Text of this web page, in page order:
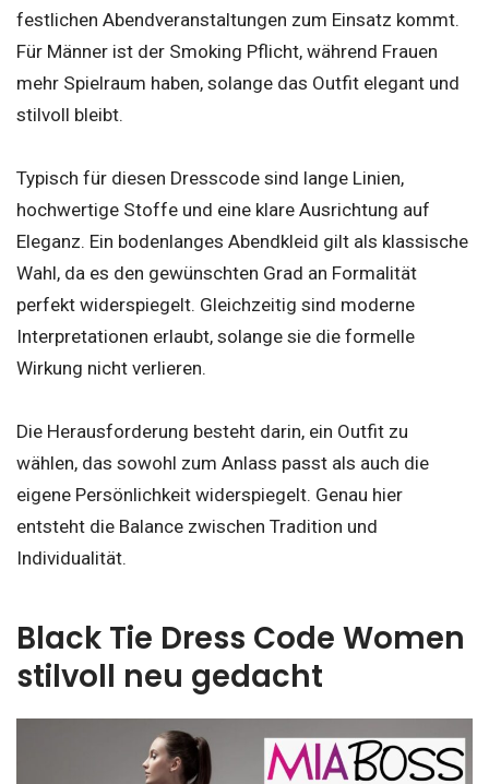
festlichen Abendveranstaltungen zum Einsatz kommt.
Für Männer ist der Smoking Pflicht, während Frauen
mehr Spielraum haben, solange das Outfit elegant und
stilvoll bleibt.
Typisch für diesen Dresscode sind lange Linien,
hochwertige Stoffe und eine klare Ausrichtung auf
Eleganz. Ein bodenlanges Abendkleid gilt als klassische
Wahl, da es den gewünschten Grad an Formalität
perfekt widerspiegelt. Gleichzeitig sind moderne
Interpretationen erlaubt, solange sie die formelle
Wirkung nicht verlieren.
Die Herausforderung besteht darin, ein Outfit zu
wählen, das sowohl zum Anlass passt als auch die
eigene Persönlichkeit widerspiegelt. Genau hier
entsteht die Balance zwischen Tradition und
Individualität.
Black Tie Dress Code Women
stilvoll neu gedacht